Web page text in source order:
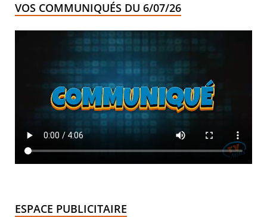
VOS COMMUNIQUÉS DU 6/07/26
ESPACE PUBLICITAIRE